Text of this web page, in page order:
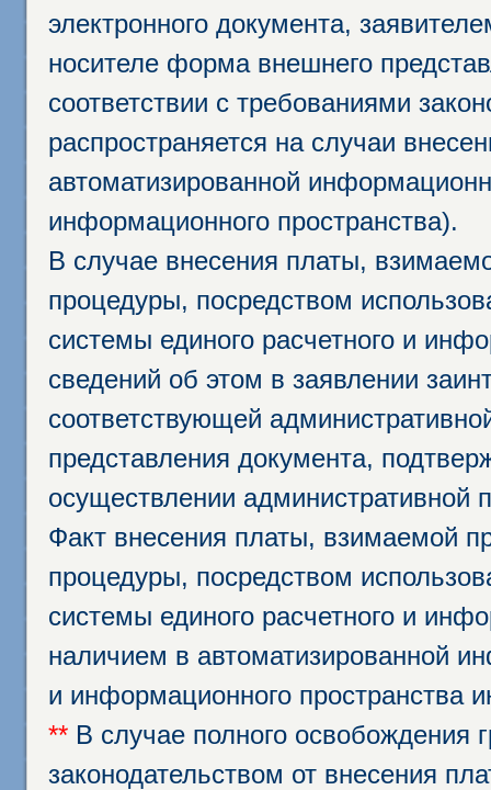
электронного документа,
носителе форма внешнего
соответствии с требованиями
распространяется на случаи
автоматизированной
информационного пространства).
В случае внесения платы,
процедуры, посредством
системы единого расчетного и
сведений об этом в заявлении
соответствующей
представления документа,
осуществлении административной
Факт внесения платы, взимаемой
процедуры, посредством
системы единого расчетного и
наличием в автоматизированной
и информационного пространства
** В случае полного освобождения
законодательством от внесения